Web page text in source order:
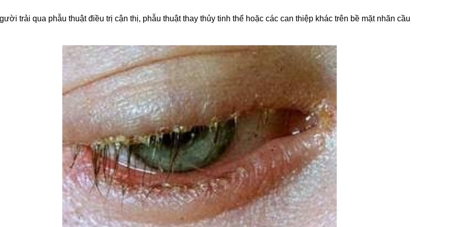
trải qua phẫu thuật điều trị cận thị, phẫu thuật thay thủy tinh thể hoặc các can thiệp khác trên bề mặt nhãn cầu